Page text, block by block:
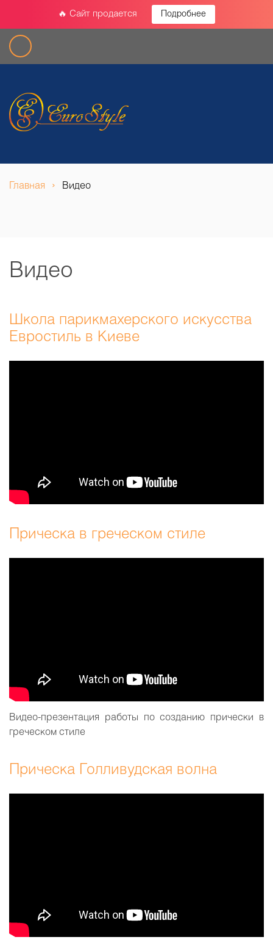
🔥 Сайт продается Подробнее
Главная › Видео
Видео
Школа парикмахерского искусства
Евростиль в Киеве
Прическа в греческом стиле
Видео-презентация работы по созданию прически в
греческом стиле
Прическа Голливудская волна